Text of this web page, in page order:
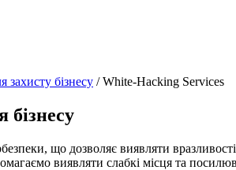
захисту бізнесу /White-Hacking Services
бізнесу
що дозволяє виявляти
виявляти слабкі місця та